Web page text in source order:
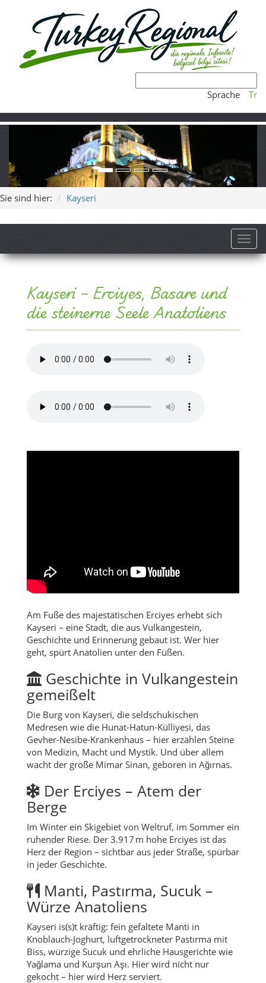
Sprache Tr
Sie sind hier: Kayseri
Kayseri – Erciyes, Basare und
die steinerne Seele Anatoliens
Am Fuße des majestätischen Erciyes erhebt sich
Kayseri – eine Stadt, die aus Vulkangestein,
Geschichte und Erinnerung gebaut ist. Wer hier
geht, spürt Anatolien unter den Füßen.
Geschichte in Vulkangestein
gemeißelt
Die Burg von Kayseri, die seldschukischen
Medresen wie die Hunat-Hatun-Külliyesi, das
Gevher-Nesibe-Krankenhaus – hier erzählen Steine
von Medizin, Macht und Mystik. Und über allem
wacht der große Mimar Sinan, geboren in Ağırnas.
Der Erciyes – Atem der
Berge
Im Winter ein Skigebiet von Weltruf, im Sommer ein
ruhender Riese. Der 3.917 m hohe Erciyes ist das
Herz der Region – sichtbar aus jeder Straße, spürbar
in jeder Geschichte.
Manti, Pastırma, Sucuk –
Würze Anatoliens
Kayseri is(s)t kräftig: fein gefaltete Manti in
Knoblauch-Joghurt, luftgetrockneter Pastırma mit
Biss, würzige Sucuk und ehrliche Hausgerichte wie
Yağlama und Kurşun Aşı. Hier wird nicht nur
gekocht – hier wird Herz serviert.